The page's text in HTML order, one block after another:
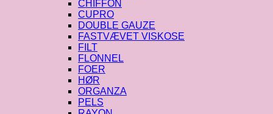
CHIFFON
CUPRO
DOUBLE GAUZE
FASTVÆVET VISKOSE
FILT
FLONNEL
FOER
HØR
ORGANZA
PELS